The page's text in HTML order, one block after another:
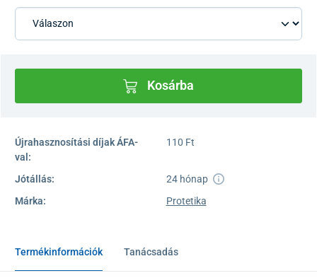
Kosárba
Újrahasznosítási díjak ÁFA-
val:
110 Ft
Jótállás:
24 hónap
Márka:
Protetika
Termékinformációk Tanácsadás